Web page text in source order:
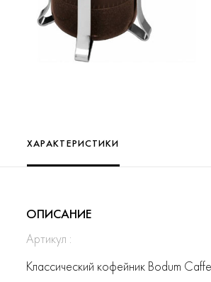
ХАРАКТЕРИСТИКИ
ОПИСАНИЕ
Артикул :
Классический кофейник Bodum